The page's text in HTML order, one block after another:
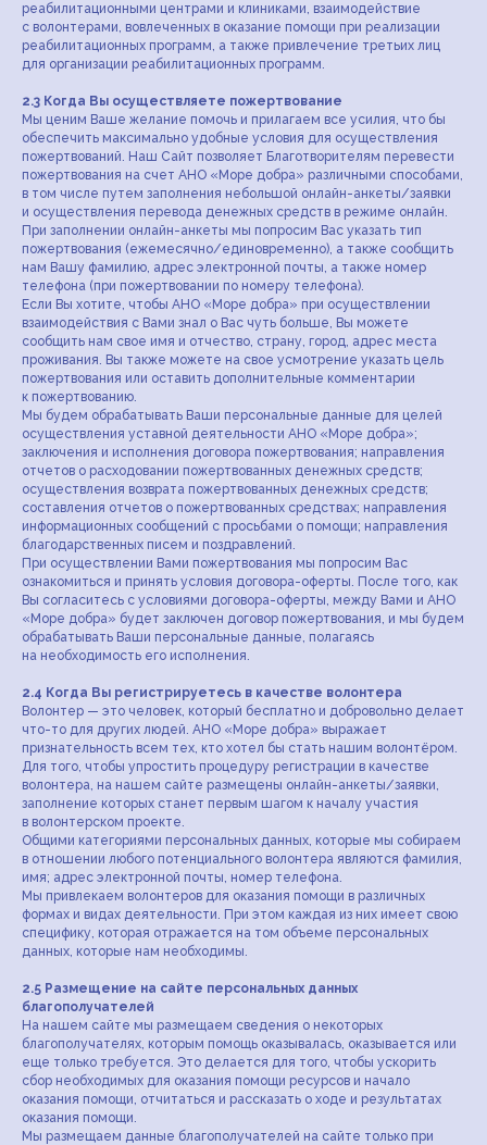
реабилитационными центрами и клиниками, взаимодействие
с волонтерами, вовлеченных в оказание помощи при реализации
реабилитационных программ, а также привлечение третьих лиц
для организации реабилитационных программ.
2.3 Когда Вы осуществляете пожертвование
Мы ценим Ваше желание помочь и прилагаем все усилия, что бы
обеспечить максимально удобные условия для осуществления
пожертвований. Наш Сайт позволяет Благотворителям перевести
пожертвования на счет АНО «Море добра» различными способами,
в том числе путем заполнения небольшой онлайн-анкеты/заявки
и осуществления перевода денежных средств в режиме онлайн.
При заполнении онлайн-анкеты мы попросим Вас указать тип
пожертвования (ежемесячно/единовременно), а также сообщить
нам Вашу фамилию, адрес электронной почты, а также номер
телефона (при пожертвовании по номеру телефона).
Если Вы хотите, чтобы АНО «Море добра» при осуществлении
взаимодействия с Вами знал о Вас чуть больше, Вы можете
сообщить нам свое имя и отчество, страну, город, адрес места
проживания. Вы также можете на свое усмотрение указать цель
пожертвования или оставить дополнительные комментарии
к пожертвованию.
Мы будем обрабатывать Ваши персональные данные для целей
осуществления уставной деятельности АНО «Море добра»;
заключения и исполнения договора пожертвования; направления
отчетов о расходовании пожертвованных денежных средств;
осуществления возврата пожертвованных денежных средств;
составления отчетов о пожертвованных средствах; направления
информационных сообщений с просьбами о помощи; направления
благодарственных писем и поздравлений.
При осуществлении Вами пожертвования мы попросим Вас
ознакомиться и принять условия договора-оферты. После того, как
Вы согласитесь с условиями договора-оферты, между Вами и АНО
«Море добра» будет заключен договор пожертвования, и мы будем
обрабатывать Ваши персональные данные, полагаясь
на необходимость его исполнения.
2.4 Когда Вы регистрируетесь в качестве волонтера
Волонтер — это человек, который бесплатно и добровольно делает
что-то для других людей. АНО «Море добра» выражает
признательность всем тех, кто хотел бы стать нашим волонтёром.
Для того, чтобы упростить процедуру регистрации в качестве
волонтера, на нашем сайте размещены онлайн-анкеты/заявки,
заполнение которых станет первым шагом к началу участия
в волонтерском проекте.
Общими категориями персональных данных, которые мы собираем
в отношении любого потенциального волонтера являются фамилия,
имя; адрес электронной почты, номер телефона.
Мы привлекаем волонтеров для оказания помощи в различных
формах и видах деятельности. При этом каждая из них имеет свою
специфику, которая отражается на том объеме персональных
данных, которые нам необходимы.
2.5 Размещение на сайте персональных данных
благополучателей
На нашем сайте мы размещаем сведения о некоторых
благополучателях, которым помощь оказывалась, оказывается или
еще только требуется. Это делается для того, чтобы ускорить
сбор необходимых для оказания помощи ресурсов и начало
оказания помощи, отчитаться и рассказать о ходе и результатах
оказания помощи.
Мы размещаем данные благополучателей на сайте только при